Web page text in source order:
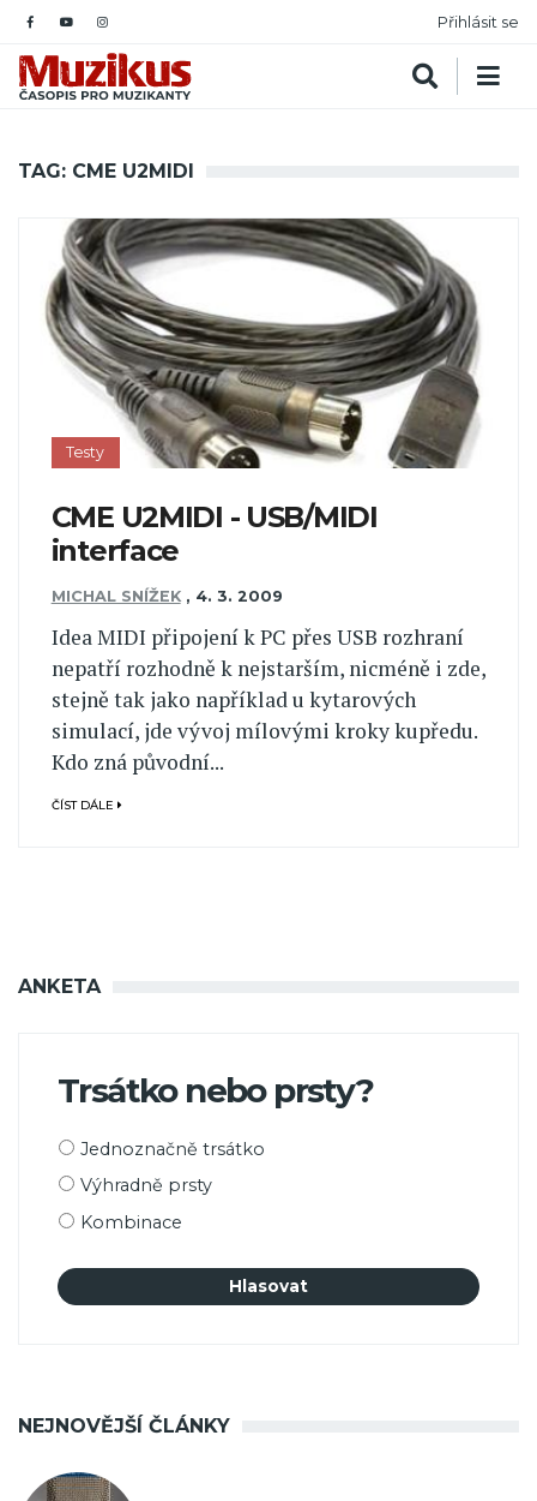
Přihlásit se
TAG: CME U2MIDI
Testy
CME U2MIDI - USB/MIDI
interface
MICHAL SNÍŽEK , 4. 3. 2009
Idea MIDI připojení k PC přes USB rozhraní
nepatří rozhodně k nejstarším, nicméně i zde,
stejně tak jako například u kytarových
simulací, jde vývoj mílovými kroky kupředu.
Kdo zná původní...
ČÍST DÁLE
ANKETA
Trsátko nebo prsty?
Možnosti
Jednoznačně trsátko
Výhradně prsty
Kombinace
NEJNOVĚJŠÍ ČLÁNKY